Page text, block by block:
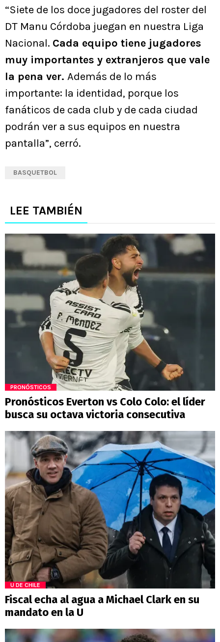
“Siete de los doce jugadores del roster del
DT Manu Córdoba juegan en nuestra Liga
Nacional. Cada equipo tiene jugadores
muy importantes y extranjeros que vale
la pena ver. Además de lo más
importante: la identidad, porque los
fanáticos de cada club y de cada ciudad
podrán ver a sus equipos en nuestra
pantalla”, cerró.
BASQUETBOL
LEE TAMBIÉN
PRONÓSTICOS
Pronósticos Everton vs Colo Colo: el líder
busca su octava victoria consecutiva
U DE CHILE
Fiscal echa al agua a Michael Clark en su
mandato en la U